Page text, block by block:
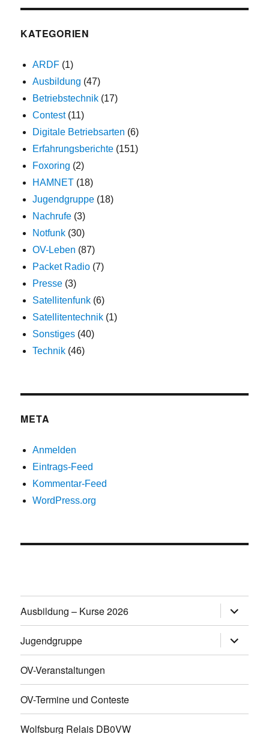
KATEGORIEN
ARDF (1)
Ausbildung (47)
Betriebstechnik (17)
Contest(11)
Digitale Betriebsarten (6)
Erfahrungsberichte (151)
Foxoring (2)
HAMNET (18)
Jugendgruppe (18)
Nachrufe (3)
Notfunk (30)
OV-Leben (87)
Packet Radio (7)
Presse (3)
Satellitenfunk (6)
Satellitentechnik (1)
Sonstiges (40)
Technik (46)
META
Anmelden
Eintrags-Feed
Kommentar-Feed
WordPress.org
Ausbildung – Kurse 2026
öffnen
Jugendgruppe
öffnen
OV-Veranstaltungen
OV-Termine und Conteste
Wolfsburg Relais DB0VW